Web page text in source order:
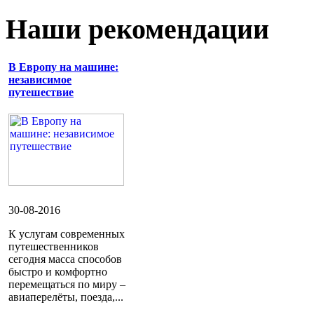
Наши рекомендации
В Европу на машине:
независимое
путешествие
30-08-2016
К услугам современных
путешественников
сегодня масса способов
быстро и комфортно
перемещаться по миру –
авиаперелёты, поезда,...